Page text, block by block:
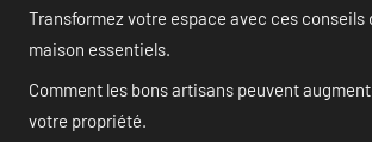
Transformez votre espace avec ces conseils
maison essentiels.
Comment les bons artisans peuvent
votre propriété.